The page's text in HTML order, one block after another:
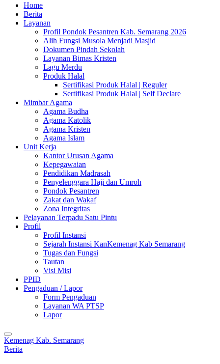
Home
Berita
Layanan
Profil Pondok Pesantren Kab. Semarang 2026
Alih Fungsi Musola Menjadi Masjid
Dokumen Pindah Sekolah
Layanan Bimas Kristen
Lagu Merdu
Produk Halal
Sertifikasi Produk Halal | Reguler
Sertifikasi Produk Halal | Self Declare
Mimbar Agama
Agama Budha
Agama Katolik
Agama Kristen
Agama Islam
Unit Kerja
Kantor Urusan Agama
Kepegawaian
Pendidikan Madrasah
Penyelenggara Haji dan Umroh
Pondok Pesantren
Zakat dan Wakaf
Zona Integritas
Pelayanan Terpadu Satu Pintu
Profil
Profil Instansi
Sejarah Instansi KanKemenag Kab Semarang
Tugas dan Fungsi
Tautan
Visi Misi
PPID
Pengaduan / Lapor
Form Pengaduan
Layanan WA PTSP
Lapor
Kemenag Kab. Semarang
Berita